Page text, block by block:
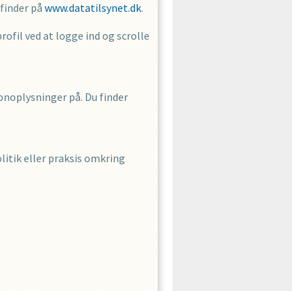
på www.datatilsynet.dk.
ved at logge ind og scrolle
på. Du finder
eller praksis omkring